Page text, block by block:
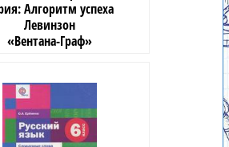
Алгоритм успеха
Левинзон
«Вентана-Граф»